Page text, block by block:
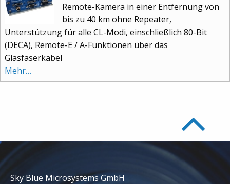
Remote-Kamera in einer Entfernung von
bis zu 40 km ohne Repeater,
Unterstützung für alle CL-Modi, einschließlich 80-Bit
(DECA), Remote-E / A-Funktionen über das
Glasfaserkabel
Mehr…
Sky Blue Microsystems GmbH